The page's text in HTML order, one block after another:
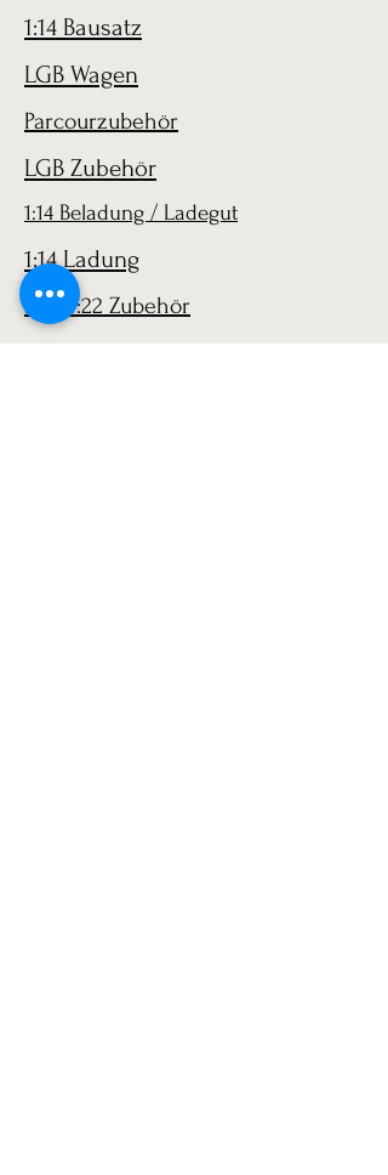
1:14 Bausatz
LGB Wagen
Parcourzubehör
LGB Zubehör
1:14 Beladung / Ladegut
1:14 Ladung
LGB 1:22 Zubehör